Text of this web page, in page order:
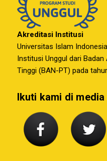
Akreditasi Institusi
Universitas Islam
Institusi Unggul dari
Tinggi (BAN-PT) pada
Ikuti kami di